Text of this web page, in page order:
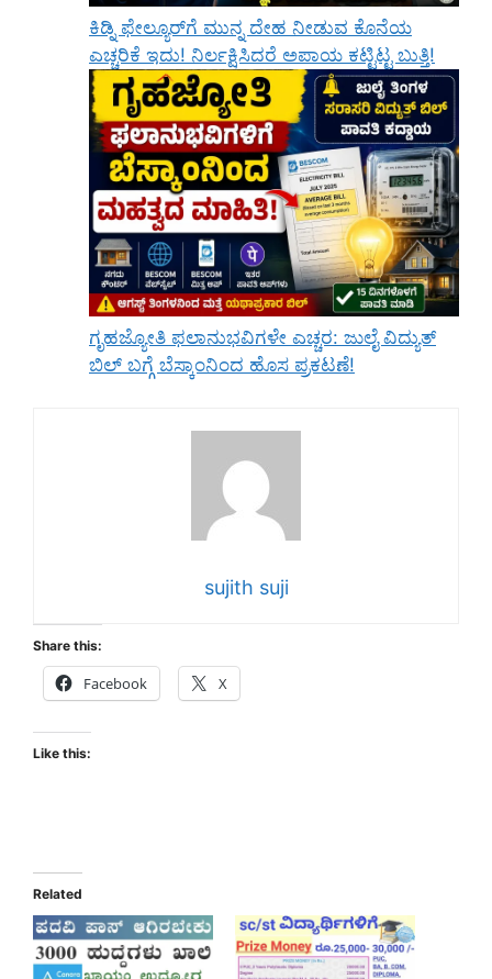
ಕಿಡ್ನಿ ಫೇಲ್ಯೂರ್‌ಗೆ ಮುನ್ನ ದೇಹ ನೀಡುವ ಕೊನೆಯ
ಎಚ್ಚರಿಕೆ ಇದು! ನಿರ್ಲಕ್ಷಿಸಿದರೆ ಅಪಾಯ ಕಟ್ಟಿಟ್ಟ ಬುತ್ತಿ!
ಗೃಹಜ್ಯೋತಿ ಫಲಾನುಭವಿಗಳೇ ಎಚ್ಚರ: ಜುಲೈ ವಿದ್ಯುತ್
ಬಿಲ್ ಬಗ್ಗೆ ಬೆಸ್ಕಾಂನಿಂದ ಹೊಸ ಪ್ರಕಟಣೆ!
sujith suji
Share this:
Facebook X
Like this:
Related